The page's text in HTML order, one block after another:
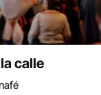
calle